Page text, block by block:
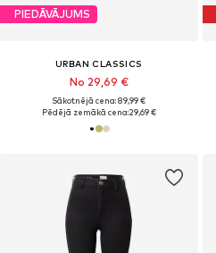
PIEDĀVĀJUMS
URBAN CLASSICS
No 29,69 €
Sākotnējā cena: 89,99 €
Pēdējā zemākā cena:29,69 €